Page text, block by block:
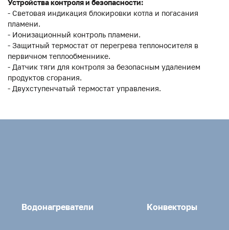
Устройства контроля и безопасности:
- Световая индикация блокировки котла и погасания
пламени.
- Ионизационный контроль пламени.
- Защитный термостат от перегрева теплоносителя в
первичном теплообменнике.
- Датчик тяги для контроля за безопасным удалением
продуктов сгорания.
- Двухступенчатый термостат управления.
Водонагреватели Конвекторы